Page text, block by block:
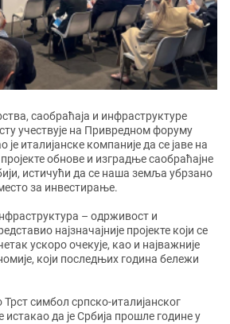
саобраћаја и инфраструктуре
учествује на Привредном форуму
је италијанске компаније да се јаве на
обнове и изградње саобраћајне
истичући да се наша земља убрзано
за инвестирање.
– одрживост и
најзначајније пројекте који се
ускоро очекује, као и најважније
који последњих година бележи
Трст симбол српско-италијанског
истакао да је Србија прошле године у